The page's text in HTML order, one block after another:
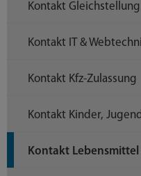
Kontakt
Kontakt IT &
Kontakt Kfz-Zulassung
Kontakt Kinder,
Kontakt